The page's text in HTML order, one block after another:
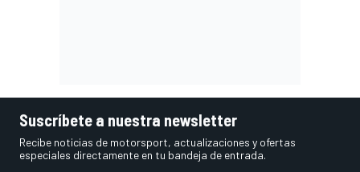
Suscríbete a nuestra newsletter
Recibe noticias de motorsport, actualizaciones y ofertas
especiales directamente en tu bandeja de entrada.